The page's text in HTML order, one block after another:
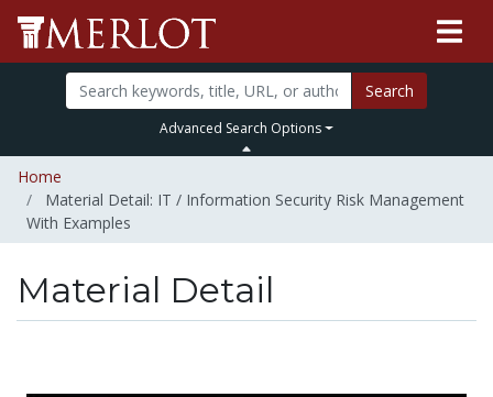
Search
Advanced Search Options
Home
Material Detail: IT / Information Security Risk Management
With Examples
Material Detail